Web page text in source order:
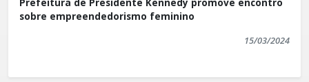
sobre empreendedorismo feminino
15/03/2024